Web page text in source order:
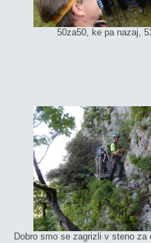
50za50, ke pa nazaj,
Dobro smo se zagrizli v steno za